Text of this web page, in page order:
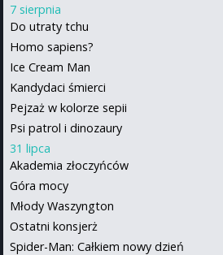
7 sierpnia
Do utraty tchu
Homo sapiens?
Ice Cream Man
Kandydaci śmierci
Pejzaż w kolorze sepii
Psi patrol i dinozaury
31 lipca
Akademia złoczyńców
Góra mocy
Młody Waszyngton
Ostatni konsjerż
Spider-Man: Całkiem nowy dzień